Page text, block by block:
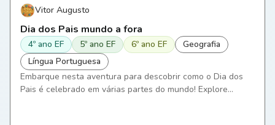
Vitor Augusto
Dia dos Pais mundo a fora
4º ano EF 5º ano EF 6º ano EF
Geografia
Língua Portuguesa
Embarque nesta aventura para descobrir como o Dia dos
Pais é celebrado em várias partes do mundo! Explore